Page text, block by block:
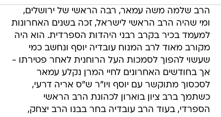
הרב שלמה משה עמאר, רבה הראשי של ירושלים,
ומי שהיה הרב הראשי לישראל, זכה בשנים האחרונות
למעמד בכיר בקרב רבני היהדות הספרדית. הוא היה
מקורב מאוד לרב המנוח עובדיה יוסף ונחשב כמי
שעשוי להפוך לסמכות העל הרוחנית לאחר פטירתו -
אך בחודשים האחרונים לחיי המרן נקלע עמאר
לסכסוך מתוקשר עם יוסף ויו"ר ש"ס אריה דרעי,
כשתמך ברב ציון בוארון לכהונת הרב הראשי
הספרדי, בעוד הרב עובדיה בחר בבנו הרב יצחק,